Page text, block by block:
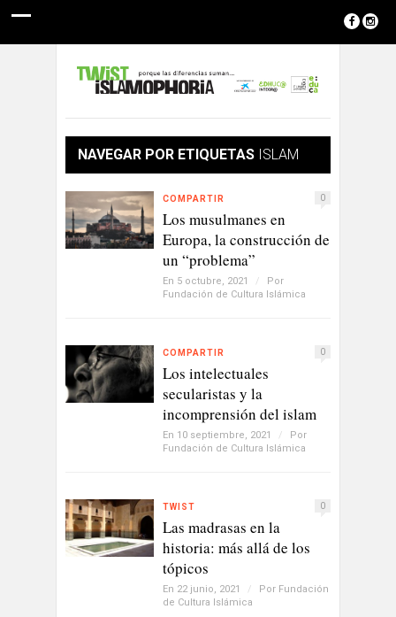
NAVEGAR POR ETIQUETAS ISLAM
COMPARTIR 0
Los musulmanes en
Europa, la construcción de
un “problema”
En 5 octubre, 2021 /
Por
Fundación de Cultura Islámica
COMPARTIR 0
Los intelectuales
secularistas y la
incomprensión del islam
En 10 septiembre, 2021 /
Por
Fundación de Cultura Islámica
TWIST 0
Las madrasas en la
historia: más allá de los
tópicos
En 22 junio, 2021 / Por Fundación
de Cultura Islámica